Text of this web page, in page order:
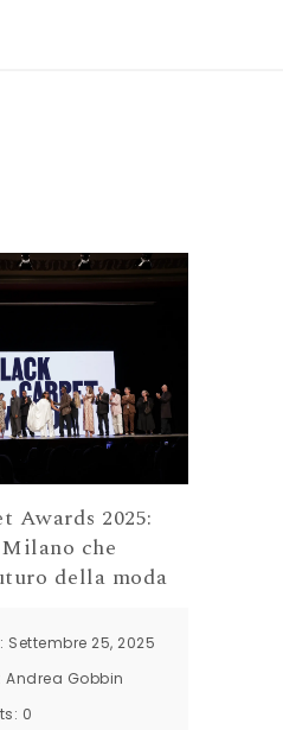
Awards 2025:
che
della moda
Settembre 25, 2025
Andrea Gobbin
0